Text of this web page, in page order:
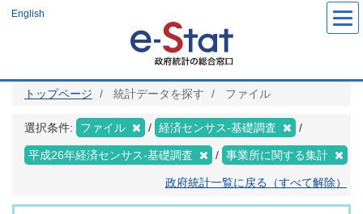
ツ
English
トップページ 統計データを探す ファイル
選択条件: ファイル 経済センサス‐基礎調査
平成26年経済センサス‐基礎調査 事業所に関する集計
政府統計一覧に戻る（すべて解除）